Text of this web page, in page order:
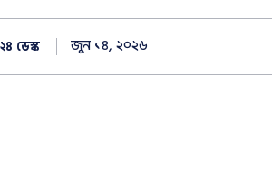
ডেস্ক জুন ১৪, ২০২৬